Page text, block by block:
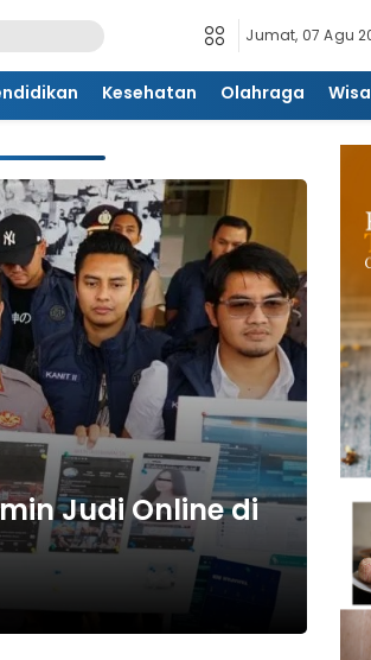
Jumat, 07 Agu
Kesehatan Olahraga
Judi Online di